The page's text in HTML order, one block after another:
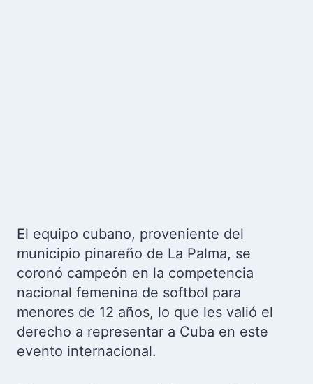
El equipo cubano, proveniente del
municipio pinareño de La Palma, se
coronó campeón en la competencia
nacional femenina de softbol para
menores de 12 años, lo que les valió el
derecho a representar a Cuba en este
evento internacional.